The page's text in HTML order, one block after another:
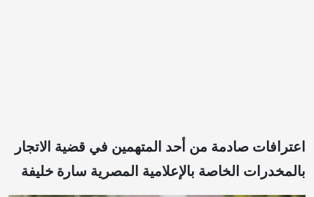
اعترافات صادمة من أحد المتهمين في قضية الاتجار
بالمخدرات الخاصة بالإعلامية المصرية سارة خليفة